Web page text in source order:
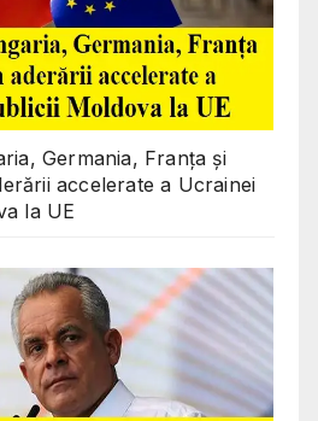
Germania, Franța și
accelerate a Ucrainei
la UE